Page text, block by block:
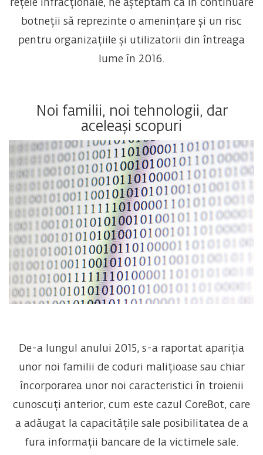
rețele infracționale, ne așteptăm ca în continuare
botneții să reprezinte o amenințare și un risc
pentru organizațiile și utilizatorii din întreaga
lume în 2016.
Noi familii, noi tehnologii, dar
aceleași scopuri
De-a lungul anului 2015, s-a raportat apariția
unor noi familii de coduri malițioase sau chiar
încorporarea unor noi caracteristici în troienii
cunoscuți anterior, cum este cazul CoreBot, care
a adăugat la capacitățile sale posibilitatea de a
fura informații bancare de la victimele sale.